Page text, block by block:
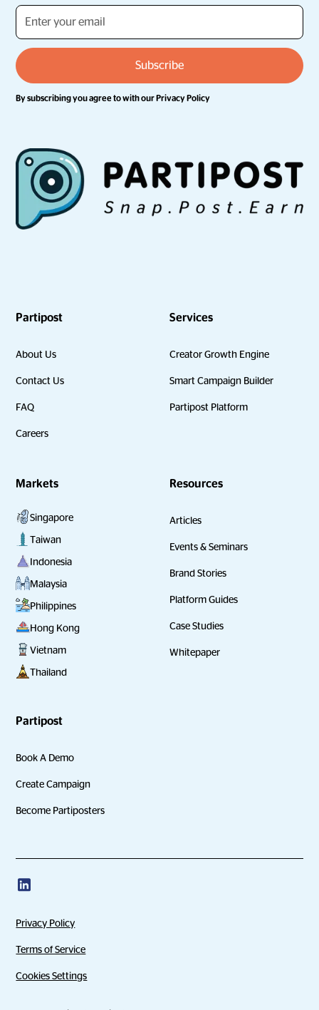
By subscribing you agree to with ourPrivacy Policy
Partipost
About Us
Contact Us
FAQ
Careers
Services
Creator Growth Engine
Smart Campaign Builder
Partipost Platform
Markets
Singapore
Taiwan
Indonesia
Malaysia
Philippines
Hong Kong
Vietnam
Thailand
Resources
Articles
Events & Seminars
Brand Stories
Platform Guides
Case Studies
Whitepaper
Partipost
Book A Demo
Create Campaign
Become Partiposters
Privacy Policy
Terms of Service
Cookies Settings